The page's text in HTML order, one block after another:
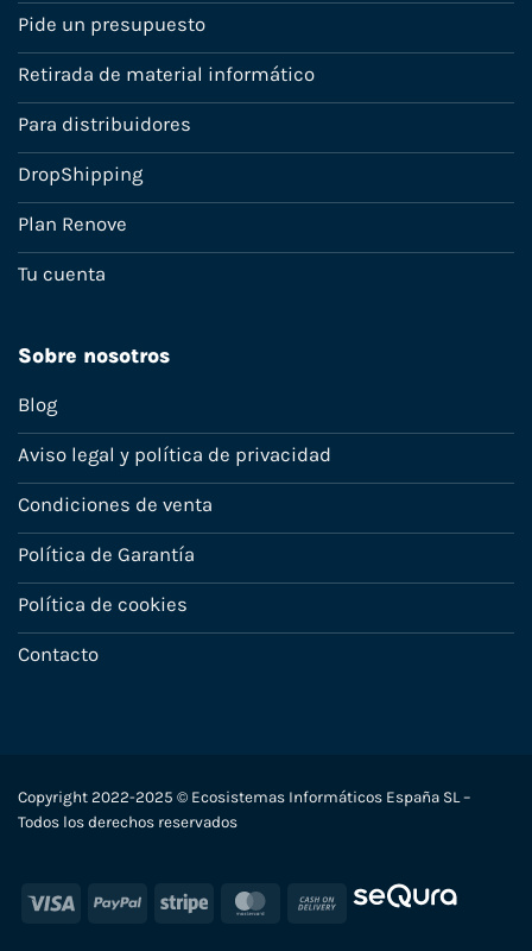
Pide un presupuesto
Retirada de material informático
Para distribuidores
DropShipping
Plan Renove
Tu cuenta
Sobre nosotros
Blog
Aviso legal y política de privacidad
Condiciones de venta
Política de Garantía
Política de cookies
Contacto
Copyright 2022-2025 © Ecosistemas Informáticos España SL –
Todos los derechos reservados
Visa PayPal Stripe MasterCard
Cash